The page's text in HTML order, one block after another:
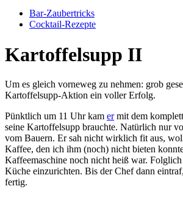
Bar-Zaubertricks
Cocktail-Rezepte
Kartoffelsupp II
Um es gleich vorneweg zu nehmen: grob
Kartoffelsupp-Aktion ein voller Erfolg.
Pünktlich um 11 Uhr kam ermit dem
seine Kartoffelsupp brauchte. Natürlich nur
vom Bauern. Er sah nicht wirklich fit aus,
Kaffee, den ich ihm (noch) nicht bieten
Kaffeemaschine noch nicht heiß war.
Küche einzurichten. Bis der Chef dann
fertig.